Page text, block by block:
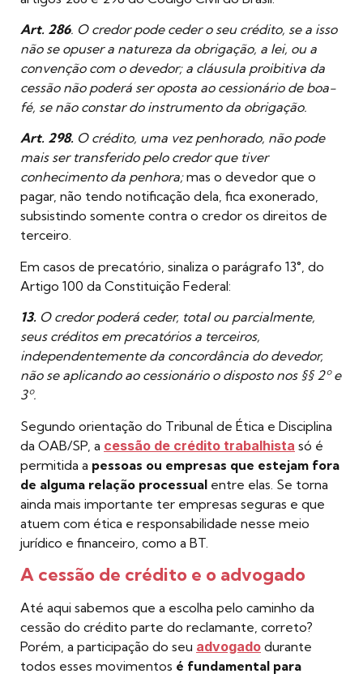
Art. 286. O credor pode ceder o seu crédito, se a isso
não se opuser a natureza da obrigação, a lei, ou a
convenção com o devedor; a cláusula proibitiva da
cessão não poderá ser oposta ao cessionário de boa-
fé, se não constar do instrumento da obrigação.
Art. 298. O crédito, uma vez penhorado, não pode
mais ser transferido pelo credor que tiver
conhecimento da penhora;mas o devedor que o
pagar, não tendo notificação dela, fica exonerado,
subsistindo somente contra o credor os direitos de
terceiro.
Em casos de precatório, sinaliza o parágrafo 13°, do
Artigo 100 da Constituição Federal:
13. O credor poderá ceder, total ou parcialmente,
seus créditos em precatórios a terceiros,
independentemente da concordância do devedor,
não se aplicando ao cessionário o disposto nos §§ 2º e
3º.
Segundo orientação do Tribunal de Ética e Disciplina
da OAB/SP, a cessão de crédito trabalhista só é
permitida a pessoas ou empresas que estejam fora
de alguma relação processual entre elas. Se torna
ainda mais importante ter empresas seguras e que
atuem com ética e responsabilidade nesse meio
jurídico e financeiro, como a BT.
A cessão de crédito e o advogado
Até aqui sabemos que a escolha pelo caminho da
cessão do crédito parte do reclamante, correto?
Porém, a participação do seu advogado durante
todos esses movimentos é fundamental para